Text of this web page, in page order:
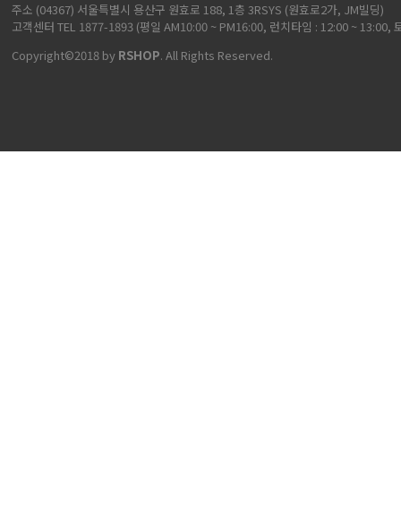
주소 (04367) 서울특별시 용산구 원효로 188, 1층 3RSYS (원효로2가, JM빌딩)
고객센터 TEL 1877-1893 (평일 AM10:00 ~ PM16:00, 런치타임 : 12:00 ~ 13:00,
Copyright©2018 by RSHOP. All Rights Reserved.